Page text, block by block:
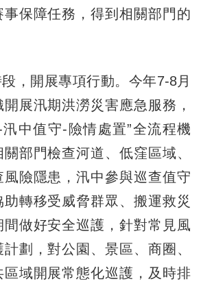
事保障任務，得到相關部門的
開展專項行動。今年7-8月
展汛期洪澇災害應急服務，
中值守-險情處置”全流程機
部門檢查河道、低窪區域、
險隱患，汛中參與巡查值守
轉移受威脅群眾、搬運救災
做好安全巡護，針對常見風
劃，對公園、景區、商圈、
域開展常態化巡護，及時排